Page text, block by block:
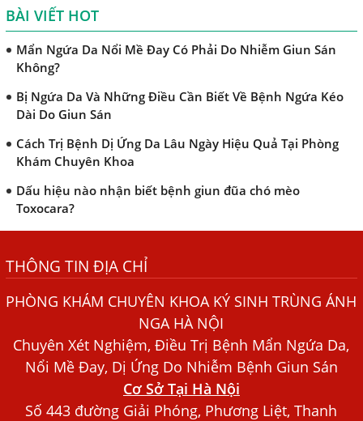
BÀI VIẾT HOT
Điều trị bệnh sán lá gan ở đâu?
Mẩn Ngứa Da Nổi Mề Đay Có Phải Do Nhiễm Giun Sán
Không?
Bị Ngứa Da Và Những Điều Cần Biết Về Bệnh Ngứa Kéo
Dài Do Giun Sán
Cách Trị Bệnh Dị Ứng Da Lâu Ngày Hiệu Quả Tại Phòng
Khám Chuyên Khoa
Dấu hiệu nào nhận biết bệnh giun đũa chó mèo
Toxocara?
Bệnh Chàm Và Những Yếu Tố Liên Quan Đến Bệnh Giun
Sán
Dấu Hiệu Ngứa Da, Dị Ứng, Nổi Mề Đay Do Nhiễm Sán
Bác sĩ Nguyễn Ngọc Ánh Phòng Khám Ánh Nga Đề Tài
Nghiên Cứu Khoa
Xét Nghiệm Giun Sán Gồm Những Loại Nào? Chi Phí Bao
THÔNG TIN ĐỊA CHỈ
PHÒNG KHÁM CHUYÊN KHOA KÝ SINH TRÙNG ÁNH
NGA HÀ NỘI
Chuyên Xét Nghiệm, Điều Trị Bệnh Mẩn Ngứa Da,
Nổi Mề Đay, Dị Ứng Do Nhiễm Bệnh Giun Sán
Cơ Sở Tại Hà Nội
Số 443 đường Giải Phóng, Phương Liệt, Thanh